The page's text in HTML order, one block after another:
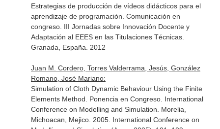
Estrategias de producción de vídeos didácticos para el
aprendizaje de programación. Comunicación en
congreso. III Jornadas sobre Innovación Docente y
Adaptación al EEES en las Titulaciones Técnicas.
Granada, España. 2012
Juan M. Cordero, Torres Valderrama, Jesús, González
Romano, José Mariano:
Simulation of Cloth Dynamic Behaviour Using the Finite
Elements Method. Ponencia en Congreso. International
Conference on Modelling and Simulation. Morelia,
Michoacan, Mejico. 2005. International Conference on